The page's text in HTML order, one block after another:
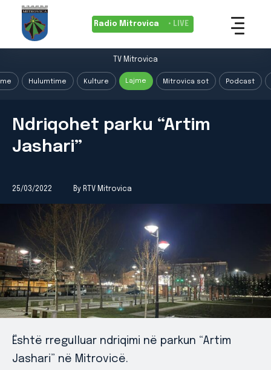
Radio Mitrovica • LIVE
TV Mitrovica
Hulumtime Kulture Lajme Mitrovica sot Podcast
Ndriqohet parku “Artim
Jashari”
25/03/2022 By RTV Mitrovica
Është rregulluar ndriqimi në parkun “Artim
Jashari” në Mitrovicë.